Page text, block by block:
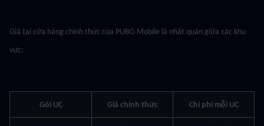
Giá tại cửa hàng chính thức của PUBG Mobile là nhất quán giữa các khu
vực:
Gói UC Giá chính thức Chi phí mỗi UC